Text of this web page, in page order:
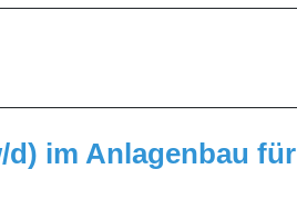
im Anlagenbau